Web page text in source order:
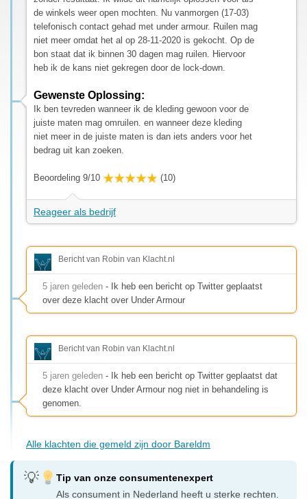
de winkels weer open mochten. Nu vanmorgen (17-03)
telefonisch contact gehad met under armour. Ruilen mag
niet meer omdat het al op 28-11-2020 is gekocht. Op de
bon staat dat ik binnen 30 dagen mag ruilen. Hiervoor
heb ik de kans niet gekregen door de lock-down.
Gewenste Oplossing:
Ik ben tevreden wanneer ik de kleding gewoon voor de
juiste maten mag omruilen. en wanneer deze kleding
niet meer in de juiste maten is dan iets anders voor het
bedrag uit kan zoeken.
Beoordeling 9/10 (10)
Reageer als bedrijf
Bericht van Robin van Klacht.nl
5 jaren geleden - Ik heb een bericht op Twitter geplaatst
over deze klacht over Under Armour
Bericht van Robin van Klacht.nl
5 jaren geleden - Ik heb een bericht op Twitter geplaatst dat
deze klacht over Under Armour nog niet in behandeling is
genomen.
Alle klachten die gemeld zijn door Bareldm
Tip van onze consumentenexpert
Als consument in Nederland heeft u sterke rechten.